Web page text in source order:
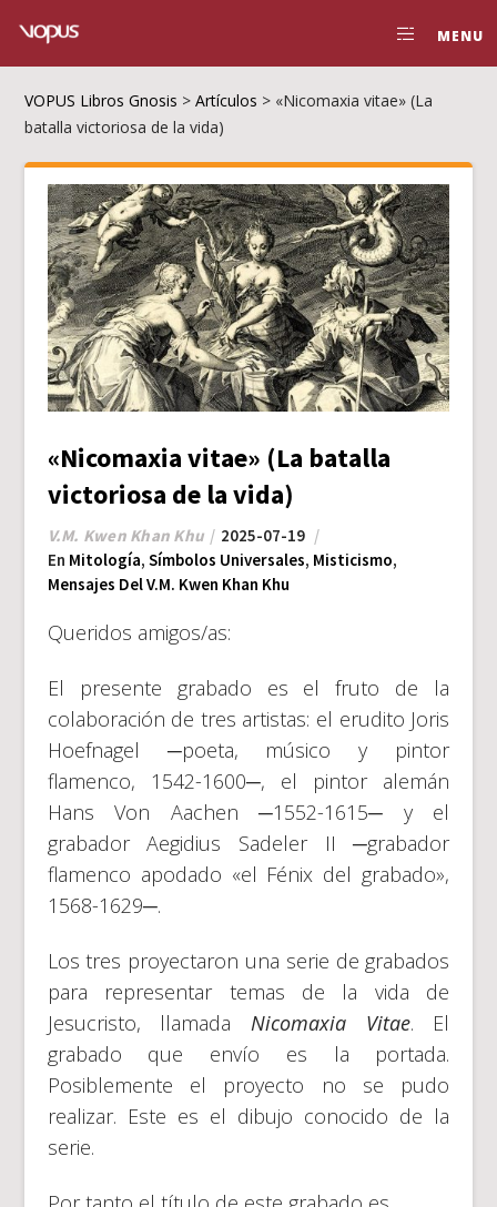
MENU
VOPUS Libros Gnosis >Artículos > «Nicomaxia vitae» (La
batalla victoriosa de la vida)
«Nicomaxia vitae» (La batalla
victoriosa de la vida)
V.M. Kwen Khan Khu
2025-07-19
En Mitología, Símbolos Universales, Misticismo,
Mensajes Del V.M. Kwen Khan Khu
Queridos amigos/as:
El presente grabado es el fruto de la
colaboración de tres artistas: el erudito Joris
Hoefnagel ─poeta, músico y pintor
flamenco, 1542-1600─, el pintor alemán
Hans Von Aachen ─1552-1615─ y el
grabador Aegidius Sadeler II ─grabador
flamenco apodado «el Fénix del grabado»,
1568-1629─.
Los tres proyectaron una serie de grabados
para representar temas de la vida de
Jesucristo, llamada Nicomaxia Vitae. El
grabado que envío es la portada.
Posiblemente el proyecto no se pudo
realizar. Este es el dibujo conocido de la
serie.